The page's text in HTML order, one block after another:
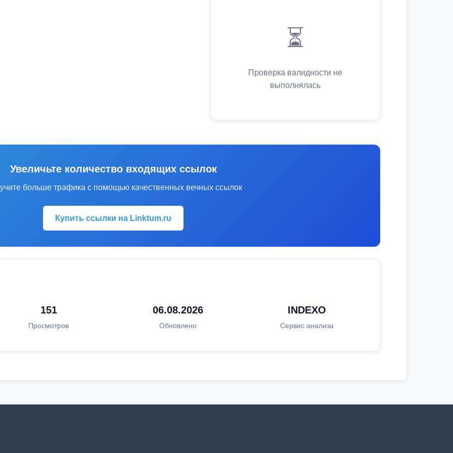
⏳
Проверка валидности не
выполнялась
Увеличьте количество входящих ссылок
больше трафика с помощью качественных вечных ссылок
Купить ссылки на Linktum.ru
151
Просмотров
06.08.2026
Обновлено
INDEXO
Сервис анализа